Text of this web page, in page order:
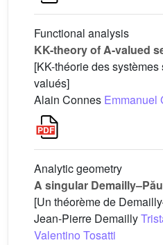
Functional analysis
KK-theory of A-valued
[KK-théorie des
valués]
Alain Connes Emmanuel
Analytic geometry
A singular
[Un théorème de
Jean-Pierre Demailly
Valentino Tosatti